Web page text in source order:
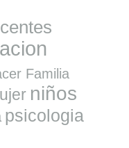
Familia
niños
psicologia